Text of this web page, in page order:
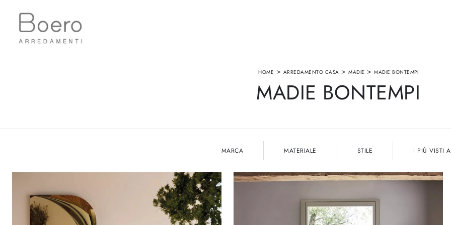
HOME > ARREDAMENTO CASA > MADIE > MADIE BONTEMPI
MADIE BONTEMPI
MARCA MATERIALE STILE I PIÙ VISTI